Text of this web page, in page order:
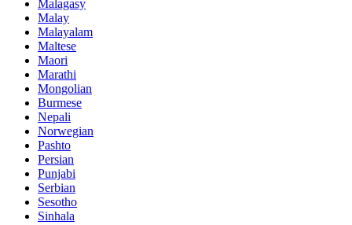
Malagasy
Malay
Malayalam
Maltese
Maori
Marathi
Mongolian
Burmese
Nepali
Norwegian
Pashto
Persian
Punjabi
Serbian
Sesotho
Sinhala